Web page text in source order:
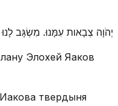
יְהֹוָה צְבָאות עִמָּנוּ. מִשְׂגָּב
Элохей Яаков
твердыня